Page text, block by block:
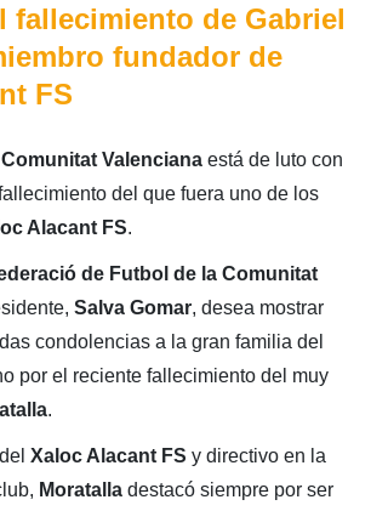
fallecimiento de Gabriel
fundador de
FS
Comunitat Valencianaestá de luto con
del que fuera uno de los
Alacant FS.
de Futbol de la Comunitat
Salva Gomar, desea mostrar
condolencias a la gran familia del
por el reciente fallecimiento del muy
.
Xaloc Alacant FS y directivo en la
Moratalla destacó siempre por ser